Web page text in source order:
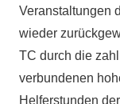
Veranstaltungen
wieder
TC durch die
verbundenen
Helferstunden